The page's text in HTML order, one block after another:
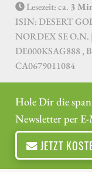
Lesezeit: ca. 3
ISIN: DESERT
NORDEX SE O.N.
DE000KSAG888 ,
CA0679011084
Hole Dir die
Newsletter per
JETZT